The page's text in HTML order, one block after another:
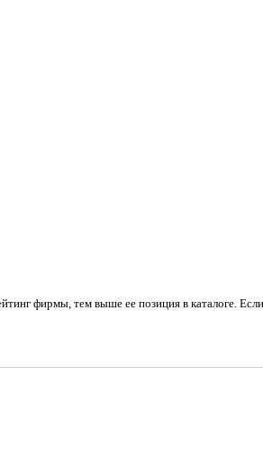
фирмы, тем выше ее позиция в каталоге.